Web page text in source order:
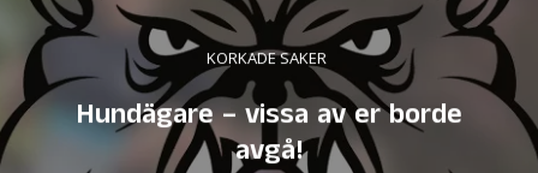
KORKADE SAKER
Hundägare – vissa av er borde
avgå!